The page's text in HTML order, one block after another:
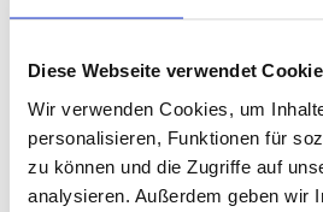
Diese Webseite verwendet
Wir verwenden Cookies, um
personalisieren, Funktionen für
zu können und die Zugriffe auf
analysieren. Außerdem geben wir